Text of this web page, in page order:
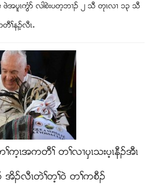
ဖဲအပူၚကြံဏ လါစဲးပတ့ဘ႕ဥ ၂ သီ တုၚလ႕ ၁၃ သီ
ႈနဥ့လီၚ’
ႈက့ၚအကတီႈ တႈလ႕ပွၚသးပ့ၚနီဥအီၚ
ဥလီၚတဲႈတ့ႈ၀ဲ တႈကစီဥ